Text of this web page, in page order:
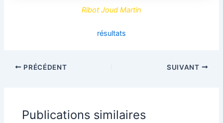
Ribot Joud Martin
résultats
PRÉCÉDENT SUIVANT
Publications similaires